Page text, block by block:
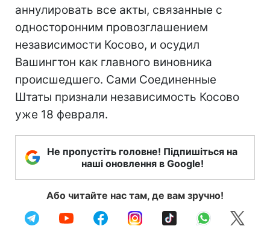
аннулировать все акты, связанные с
односторонним провозглашением
независимости Косово, и осудил
Вашингтон как главного виновника
происшедшего. Сами Соединенные
Штаты признали независимость Косово
уже 18 февраля.
Не пропустіть головне! Підпишіться на
наші оновлення в Google!
Або читайте нас там, де вам зручно!